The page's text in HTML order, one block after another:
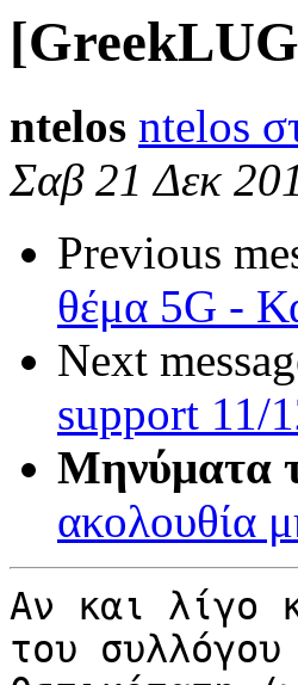
ntelos ntelos
Σαβ 21 Δεκ
Previous
θέμα 5G -
Next
support 11/
Μηνύματα
ακολουθία
Αν και λίγο
του